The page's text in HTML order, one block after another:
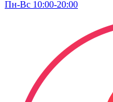
Пн-Вс 10:00-20:00